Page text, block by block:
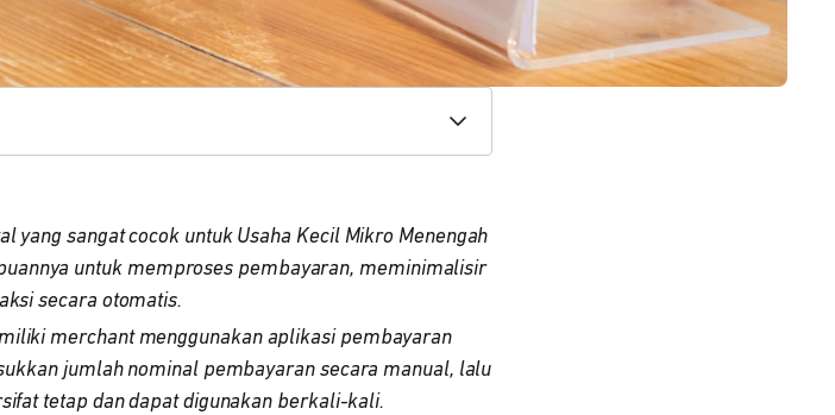
yang sangat cocok untuk Usaha Kecil Mikro Menengah
untuk memproses pembayaran, meminimalisir
secara otomatis.
merchant menggunakan aplikasi pembayaran
jumlah nominal pembayaran secara manual, lalu
tetap dan dapat digunakan berkali-kali.